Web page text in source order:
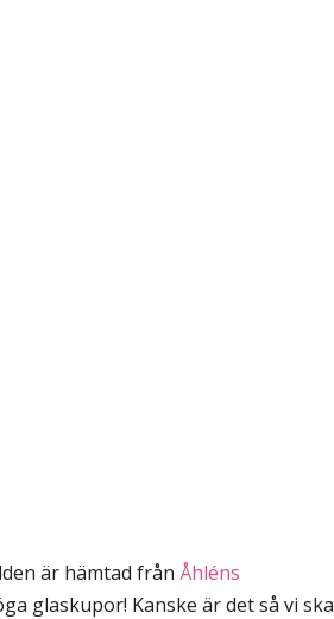
är hämtad frånÅhléns
glaskupor! Kanske är det så vi ska